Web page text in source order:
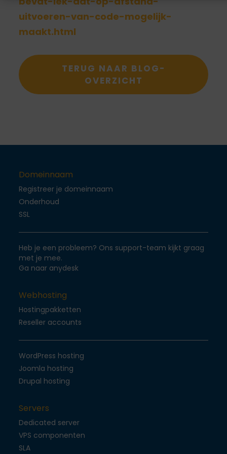
uitvoeren-van-code-mogelijk-
maakt.html
TERUG NAAR BLOG-
OVERZICHT
Domeinnaam
Registreer je domeinnaam
Onderhoud
SSL
Heb je een probleem? Ons support-team kijkt graag
met je mee.
Ga naar anydesk
Webhosting
Hostingpakketten
Reseller accounts
WordPress hosting
Joomla hosting
Drupal hosting
Servers
Dedicated server
VPS componenten
SLA